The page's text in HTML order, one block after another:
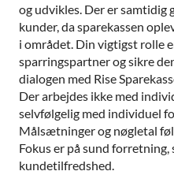
og udvikles. Der er samtidig
kunder, da sparekassen
i området. Din vigtigst rolle
sparringspartner og sikre
dialogen med Rise
Der arbejdes ikke med
selvfølgelig med individuel
Målsætninger og nøgletal
Fokus er på sund
kundetilfredshed.